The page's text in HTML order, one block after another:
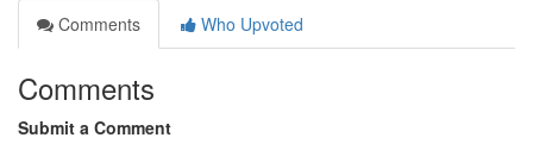
Comments
Who Upvoted
Comments
Submit a Comment